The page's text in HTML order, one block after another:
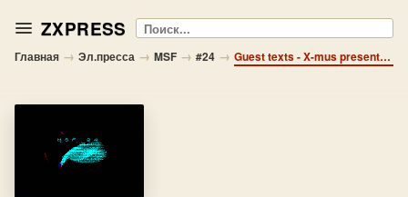
ZXPRESS Поиск
Главная → Эл.пресса → MSF → #24 → Guest texts - X-mus presents: Властелин колец.